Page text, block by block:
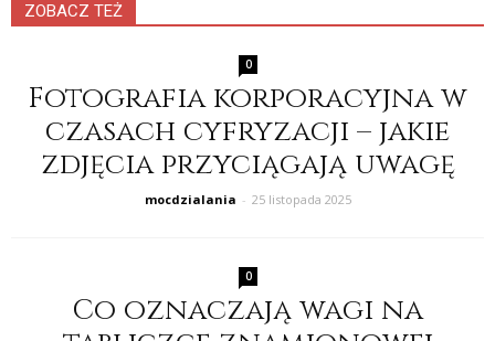
ZOBACZ TEŻ
0
Fotografia korporacyjna w
czasach cyfryzacji – jakie
zdjęcia przyciągają uwagę
mocdzialania - 25 listopada 2025
0
Co oznaczają wagi na